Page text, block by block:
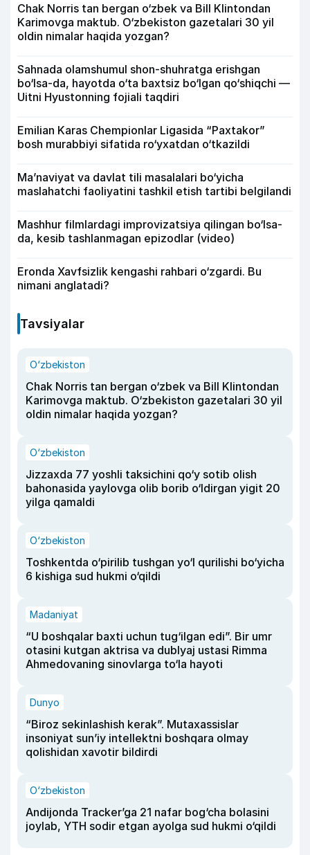
Chak Norris tan bergan o‘zbek va Bill Klintondan
Karimovga maktub. O‘zbekiston gazetalari 30 yil
oldin nimalar haqida yozgan?
Sahnada olamshumul shon-shuhratga erishgan
bo‘lsa-da, hayotda o‘ta baxtsiz bo‘lgan qo‘shiqchi —
Uitni Hyustonning fojiali taqdiri
Emilian Karas Chempionlar Ligasida “Paxtakor”
bosh murabbiyi sifatida ro‘yxatdan o‘tkazildi
Ma’naviyat va davlat tili masalalari bo‘yicha
maslahatchi faoliyatini tashkil etish tartibi belgilandi
Mashhur filmlardagi improvizatsiya qilingan bo‘lsa-
da, kesib tashlanmagan epizodlar (video)
Eronda Xavfsizlik kengashi rahbari o‘zgardi. Bu
nimani anglatadi?
Tavsiyalar
O‘zbekiston
Chak Norris tan bergan o‘zbek va Bill Klintondan
Karimovga maktub. O‘zbekiston gazetalari 30 yil
oldin nimalar haqida yozgan?
O‘zbekiston
Jizzaxda 77 yoshli taksichini qo‘y sotib olish
bahonasida yaylovga olib borib o‘ldirgan yigit 20
yilga qamaldi
O‘zbekiston
Toshkentda o‘pirilib tushgan yo‘l qurilishi bo‘yicha
6 kishiga sud hukmi o‘qildi
Madaniyat
“U boshqalar baxti uchun tug‘ilgan edi”. Bir umr
otasini kutgan aktrisa va dublyaj ustasi Rimma
Ahmedovaning sinovlarga to‘la hayoti
Dunyo
“Biroz sekinlashish kerak”. Mutaxassislar
insoniyat sun’iy intellektni boshqara olmay
qolishidan xavotir bildirdi
O‘zbekiston
Andijonda Tracker’ga 21 nafar bog‘cha bolasini
joylab, YTH sodir etgan ayolga sud hukmi o‘qildi